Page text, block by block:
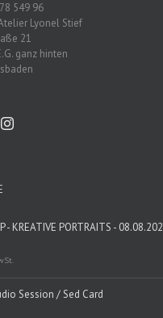
549 96
Atelier Lyonel Stief
21
ganz hinten
- KREATIVE PORTRAITS -
Session / Sed Card